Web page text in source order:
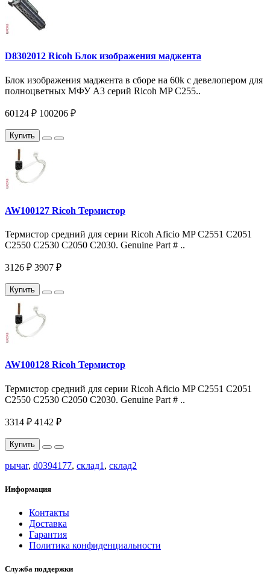
D8302012 Ricoh Блок изображения маджента
Блок изображения маджента в сборе на 60k c девелопером для
полноцветных МФУ A3 серий Ricoh MP C255..
60124 ₽ 100206 ₽
Купить
AW100127 Ricoh Термистор
Термистор средний для серии Ricoh Aficio MP С2551 С2051
C2550 C2530 C2050 C2030. Genuine Part # ..
3126 ₽ 3907 ₽
Купить
AW100128 Ricoh Термистор
Термистор средний для серии Ricoh Aficio MP С2551 С2051
C2550 C2530 C2050 C2030. Genuine Part # ..
3314 ₽ 4142 ₽
Купить
рычаг, d0394177, склад1 , склад2
Информация
Контакты
Доставка
Гарантия
Политика конфиденциальности
Служба поддержки